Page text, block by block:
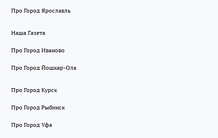
Про Город Ярославль
Наша Газета
Про Город Иваново
Про Город Йошкар-Ола
Про Город Курск
Про Город Рыбинск
Про Город Уфа